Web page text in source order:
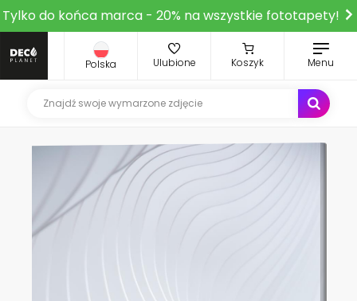
Tylko do końca marca - 20% na wszystkie fototapety!
Polska Ulubione Koszyk Menu